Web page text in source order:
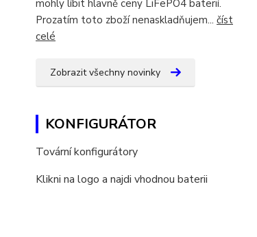
mohly líbit hlavně ceny LiFePO4 baterií.
Prozatím toto zboží nenaskladňujem... číst
celé
Zobrazit všechny novinky
KONFIGURÁTOR
Tovární konfigurátory
Klikni na logo a najdi vhodnou baterii